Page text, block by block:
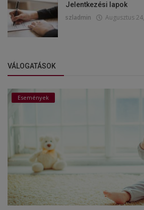
Jelentkezési lapok
szladmin Augusztus
VÁLOGATÁSOK
Események